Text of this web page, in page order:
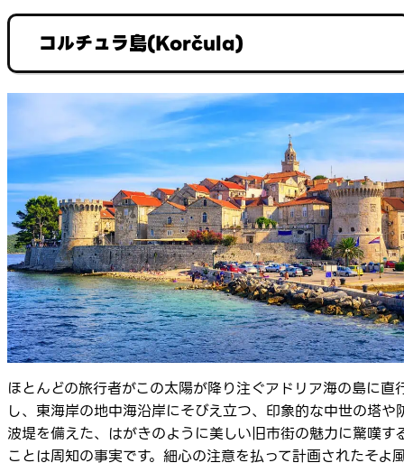
コルチュラ島(Korčula)
ほとんどの旅行者がこの太陽が降り注ぐアドリア海の島に直
し、東海岸の地中海沿岸にそびえ立つ、印象的な中世の塔や
波堤を備えた、はがきのように美しい旧市街の魅力に驚嘆す
ことは周知の事実です。細心の注意を払って計画されたそよ